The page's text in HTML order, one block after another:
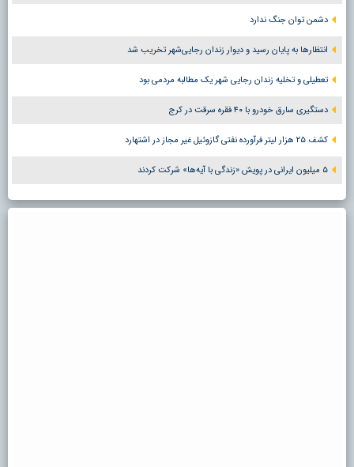
دشمن توان جنگ ندارد
انتظارها به پایان رسید و دیوار زندان رجایی‌شهر تخریب شد
تعطیلی و تخلیه زندان رجایی شهر یک مطالبه مردمی بود
دستگیری سارق خودرو با ۴۰ فقره سرقت در کرج
کشف ۲۵ هزار لیتر فرآورده نفتی گازوئیل غیر مجاز در اشتهارد
۵ میلیون ایرانی در پویش «زندگی با آیه‌ها» شرکت کردند